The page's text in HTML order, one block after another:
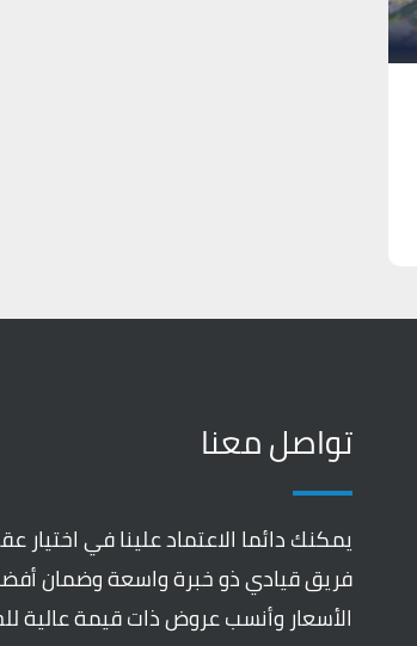
تواصل معنا
يمكنك دائما الاعتماد علينا في اختيار
فريق قيادي ذو خبرة واسعة وضمان
الأسعار وأنسب عروض ذات قيمة عالية